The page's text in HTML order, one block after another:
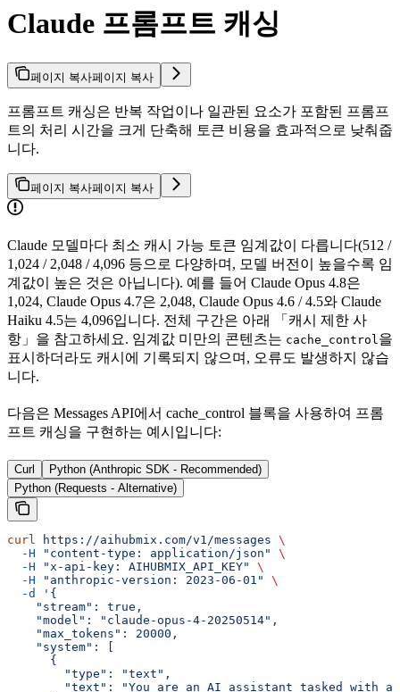
Claude 프롬프트 캐싱
페이지 복사페이지 복사
프롬프트 캐싱은 반복 작업이나 일관된 요소가 포함된 프롬프
트의 처리 시간을 크게 단축해 토큰 비용을 효과적으로 낮춰줍
니다.
페이지 복사페이지 복사
Claude 모델마다 최소 캐시 가능 토큰 임계값이 다릅니다(512 /
1,024 / 2,048 / 4,096 등으로 다양하며, 모델 버전이 높을수록 임
계값이 높은 것은 아닙니다). 예를 들어 Claude Opus 4.8은
1,024, Claude Opus 4.7은 2,048, Claude Opus 4.6 / 4.5와 Claude
Haiku 4.5는 4,096입니다. 전체 구간은 아래 「캐시 제한 사
항」을 참고하세요. 임계값 미만의 콘텐츠는 cache_control을
표시하더라도 캐시에 기록되지 않으며, 오류도 발생하지 않습
니다.
다음은 Messages API에서 cache_control 블록을 사용하여 프롬
프트 캐싱을 구현하는 예시입니다:
Curl
Python (Anthropic SDK - Recommended)
Python (Requests - Alternative)
curl https://aihubmix.com/v1/messages \
  -H
"content-type: application/json"
\
  -H
"x-api-key: AIHUBMIX_API_KEY"
\
  -H
"anthropic-version: 2023-06-01"
\
  -d
'{
    "stream": true,
    "model": "claude-opus-4-20250514",
    "max_tokens": 20000,
    "system": [
      {
        "type": "text",
"text": "You are an AI assistant tasked with